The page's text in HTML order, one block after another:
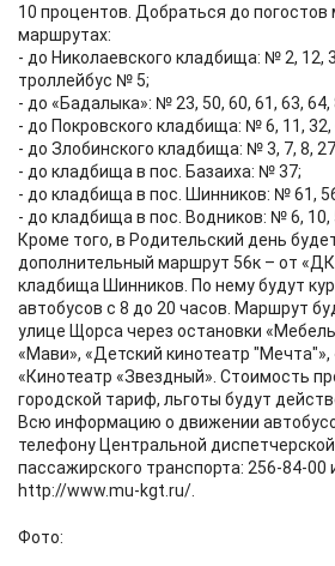
10 процентов. Добраться до
маршрутах:
- до Николаевского кладбища: № 2, 12,
троллейбус № 5;
- до «Бадалыка»: № 23, 50, 60, 61, 63, 64,
- до Покровского кладбища: № 6, 11, 32,
- до Злобинского кладбища: № 3, 7, 8,
- до кладбища в пос. Базаиха: № 37;
- до кладбища в пос. Шинников: № 61,
- до кладбища в пос. Водников: № 6, 10,
Кроме того, в Родительский день
дополнительный маршрут 56к – от
кладбища Шинников. По нему будут
автобусов с 8 до 20 часов. Маршрут
улице Щорса через остановки
«Мави», «Детский кинотеатр "Мечта"»,
«Кинотеатр «Звездный». Стоимость
городской тариф, льготы будут
Всю информацию о движении
телефону Центральной
пассажирского транспорта: 256-84-00
http://www.mu-kgt.ru/.
Фото: